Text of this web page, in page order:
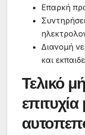
Επαρκή
Διανομή
και
Τελικό
επιτυχία